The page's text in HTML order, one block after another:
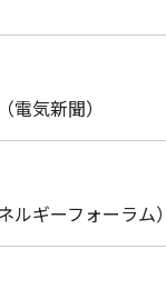
気新聞）
ギーフォーラム）